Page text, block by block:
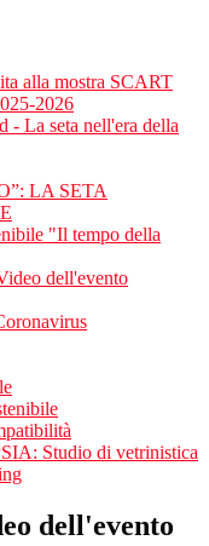
alla mostra SCART
2026
- La seta nell'era della
LA SETA
"Il tempo della
dell'evento
Studio di vetrinistica
dell'evento